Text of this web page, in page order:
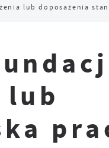
lub doposażenia
lub